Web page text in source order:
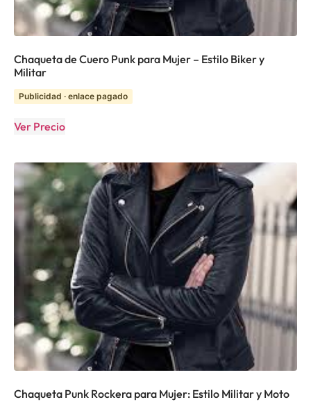
Chaqueta de Cuero Punk para Mujer – Estilo Biker y
Militar
Publicidad · enlace pagado
Ver Precio
Chaqueta Punk Rockera para Mujer: Estilo Militar y Moto